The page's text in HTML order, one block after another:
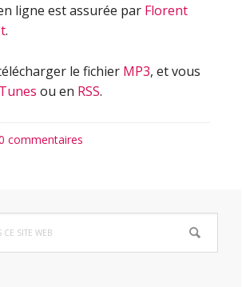
ligne est assurée par Florent
.
le fichier MP3, et vous
ou en RSS.
commentaires